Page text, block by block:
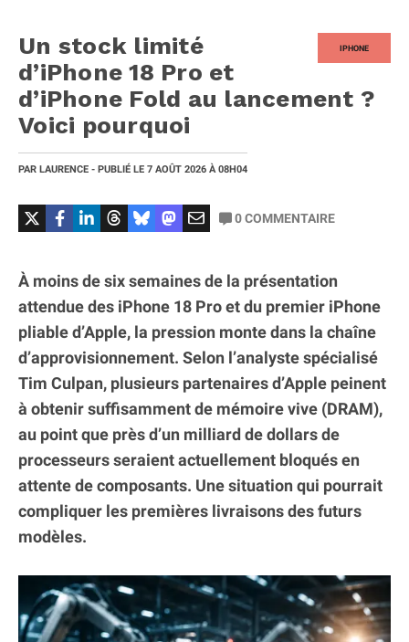
IPHONE
Un stock limité
d’iPhone 18 Pro et
d’iPhone Fold au lancement ?
Voici pourquoi
PAR LAURENCE - PUBLIÉ LE 7 AOÛT 2026 À 08H04
0COMMENTAIRE
À moins de six semaines de la présentation
attendue des iPhone 18 Pro et du premier iPhone
pliable d’Apple, la pression monte dans la chaîne
d’approvisionnement. Selon l’analyste spécialisé
Tim Culpan, plusieurs partenaires d’Apple peinent
à obtenir suffisamment de mémoire vive (DRAM),
au point que près d’un milliard de dollars de
processeurs seraient actuellement bloqués en
attente de composants. Une situation qui pourrait
compliquer les premières livraisons des futurs
modèles.